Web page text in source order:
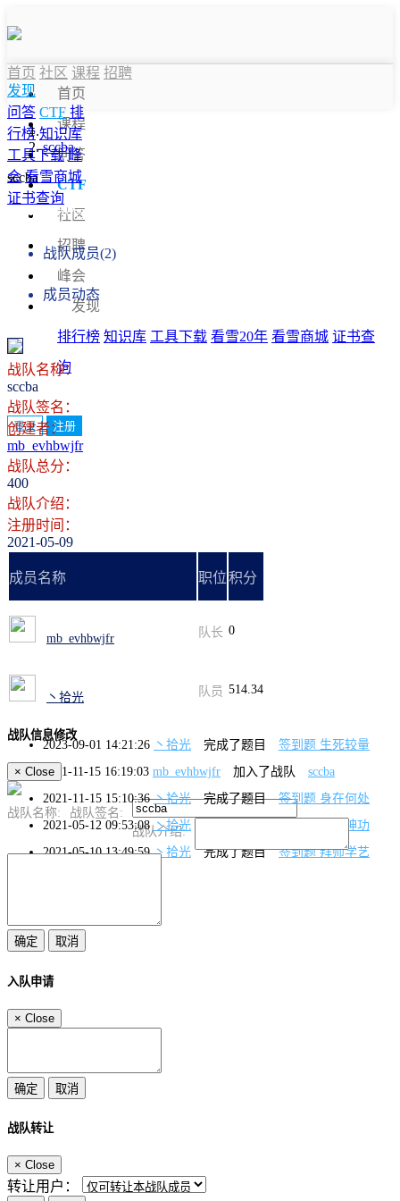
首页
课程
问答
CTF
社区
招聘
峰会
发现
排行榜 知识库 工具下载 看雪20年 看雪商城 证书查
询
登录 注册
首页 社区 课程 招聘
发现
问答 CTF 排
行榜 知识库
工具下载 峰
会 看雪商城
证书查询
sccba
sccba
战队信息
战队成员(2)
成员动态
战队名称：
sccba
战队签名：
创建者：
mb_evhbwjfr
战队总分：
400
战队介绍：
注册时间：
2021-05-09
成员名称 职位积分
mb_evhbwjfr 队长 0
丶拾光 队员 514.34
2023-09-01 14:21:26 丶拾光 完成了题目
签到题 生死较量
2021-11-15 16:19:03 mb_evhbwjfr 加入了战队
sccba
2021-11-15 15:10:36 丶拾光 完成了题目
签到题 身在何处
2021-05-12 09:53:08 丶拾光
第二题 南冥神功
2021-05-10 13:49:59 丶拾光 完成了题目 签到题 拜师学艺
战队信息修改
× Close
战队名称:
战队签名:
战队介绍:
入队申请
× Close
战队转让
× Close
转让用户：